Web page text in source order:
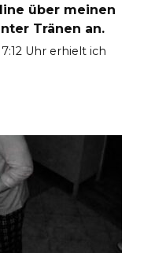
über meinen
Tränen an.
Uhr erhielt ich